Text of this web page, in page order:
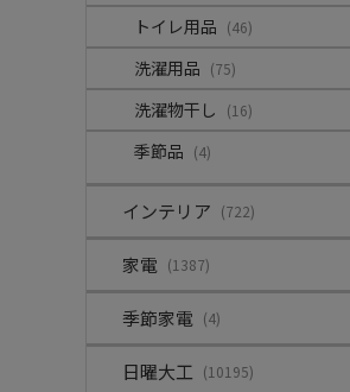
トイレ用品 (46)
洗濯用品 (75)
洗濯物干し (16)
季節品 (4)
インテリア (722)
家電 (1387)
季節家電 (4)
日曜大工 (10195)